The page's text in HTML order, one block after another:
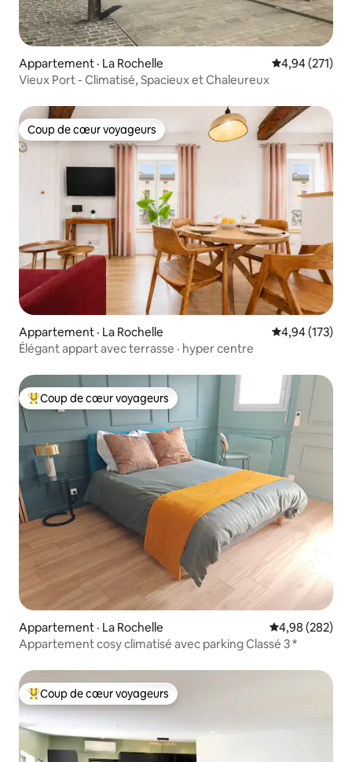
Appartement · La Rochelle Note
4,94 (271)
Vieux Port - Climatisé, Spacieux et Chaleureux
Coup de cœur voyageurs
Coup de cœur voyageurs
Appartement · La Rochelle Note
4,94 (173)
Élégant appart avec terrasse · hyper centre
Coup de cœur voyageurs parmi les plus aimés
Coup de cœur voyageurs
Appartement · La Rochelle Note
4,98 (282)
Appartement cosy climatisé avec parking Classé 3 *
Coup de cœur voyageurs parmi les plus aimés
Coup de cœur voyageurs